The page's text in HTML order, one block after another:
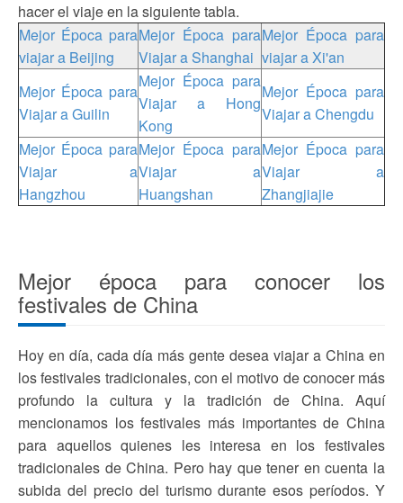
hacer el viaje en la siguiente tabla.
Mejor Época para
viajar a Beijing
Mejor Época para
Viajar a Shanghai
Mejor Época para
viajar a Xi'an
Mejor Época para
Viajar a Guilin
Mejor Época para
Viajar a Hong
Kong
Mejor Época para
Viajar a Chengdu
Mejor Época para
Viajar a
Hangzhou
Mejor Época para
Viajar a
Huangshan
Mejor Época para
Viajar a
Zhangjiajie
Mejor época para conocer los
festivales de China
Hoy en día, cada día más gente desea viajar a China en
los festivales tradicionales, con el motivo de conocer más
profundo la cultura y la tradición de China. Aquí
mencionamos los festivales más importantes de China
para aquellos quienes les interesa en los festivales
tradicionales de China. Pero hay que tener en cuenta la
subida del precio del turismo durante esos períodos. Y